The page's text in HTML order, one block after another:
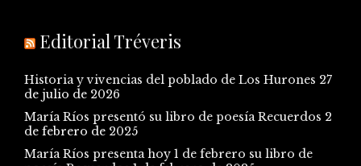
Editorial Tréveris
Historia y vivencias del poblado de Los Hurones 27
de julio de 2026
María Ríos presentó su libro de poesía Recuerdos 2
de febrero de 2025
María Ríos presenta hoy 1 de febrero su libro de